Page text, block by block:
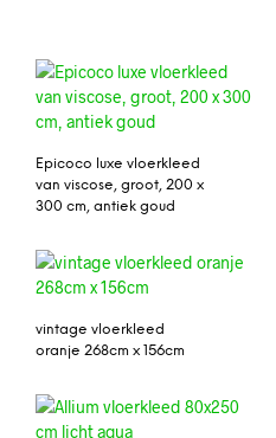
Epicoco luxe vloerkleed
van viscose, groot, 200 x
300 cm, antiek goud
vintage vloerkleed
oranje 268cm x 156cm